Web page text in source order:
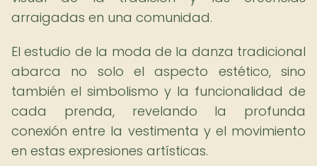
arraigadas en una comunidad.
El estudio de la moda de la danza tradicional
abarca no solo el aspecto estético, sino
también el simbolismo y la funcionalidad de
cada prenda, revelando la profunda
conexión entre la vestimenta y el movimiento
en estas expresiones artísticas.